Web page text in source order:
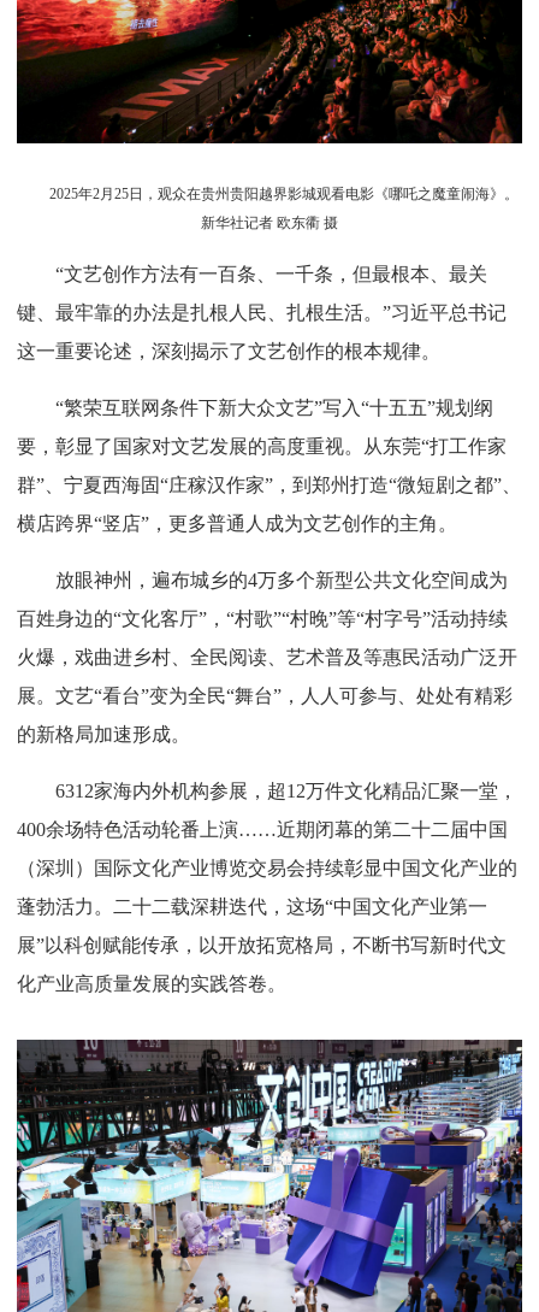
2025年2月25日，观众在贵州贵阳越界影城观看电影《哪吒之魔童闹海》。
新华社记者 欧东衢 摄
“文艺创作方法有一百条、一千条，但最根本、最关
键、最牢靠的办法是扎根人民、扎根生活。”习近平总书记
这一重要论述，深刻揭示了文艺创作的根本规律。
“繁荣互联网条件下新大众文艺”写入“十五五”规划纲
要，彰显了国家对文艺发展的高度重视。从东莞“打工作家
群”、宁夏西海固“庄稼汉作家”，到郑州打造“微短剧之都”、
横店跨界“竖店”，更多普通人成为文艺创作的主角。
放眼神州，遍布城乡的4万多个新型公共文化空间成为
百姓身边的“文化客厅”，“村歌”“村晚”等“村字号”活动持续
火爆，戏曲进乡村、全民阅读、艺术普及等惠民活动广泛开
展。文艺“看台”变为全民“舞台”，人人可参与、处处有精彩
的新格局加速形成。
6312家海内外机构参展，超12万件文化精品汇聚一堂，
400余场特色活动轮番上演……近期闭幕的第二十二届中国
（深圳）国际文化产业博览交易会持续彰显中国文化产业的
蓬勃活力。二十二载深耕迭代，这场“中国文化产业第一
展”以科创赋能传承，以开放拓宽格局，不断书写新时代文
化产业高质量发展的实践答卷。